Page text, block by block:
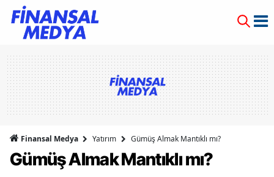
Finansal Medya Yatırım Gümüş Almak Mantıklı mı?
Gümüş Almak Mantıklı mı?